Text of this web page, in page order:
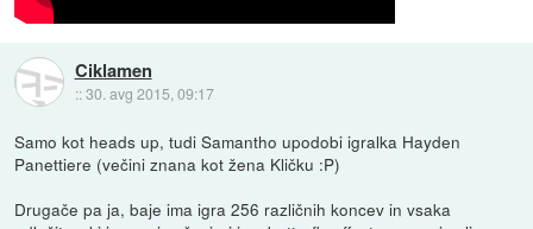
Ciklamen
::30. avg 2015, 09:17
Samo kot heads up, tudi Samantho upodobi igralka Hayden
Panettiere (večini znana kot žena Kličku :P)
Drugače pa ja, baje ima igra 256 različnih koncev in vsaka